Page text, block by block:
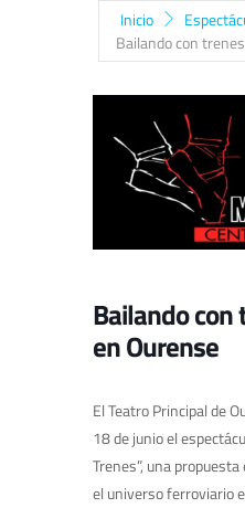
Inicio
Bailando con
Bailando con
en Ourense
El Teatro Principal de
18 de junio el
Trenes”, una
el universo ferroviario